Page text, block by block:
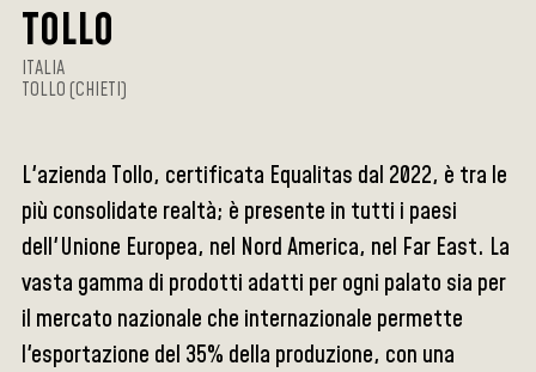
TOLLO
ITALIA
TOLLO (CHIETI)
L'azienda Tollo, certificata Equalitas dal 2022, è tra le
più consolidate realtà; è presente in tutti i paesi
dell'Unione Europea, nel Nord America, nel Far East. La
vasta gamma di prodotti adatti per ogni palato sia per
il mercato nazionale che internazionale permette
l'esportazione del 35% della produzione, con una